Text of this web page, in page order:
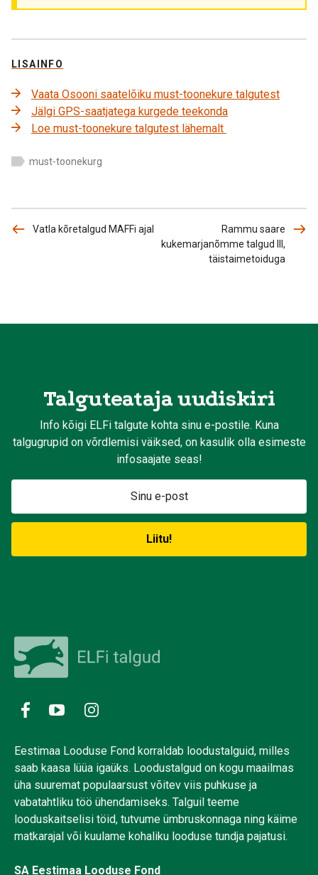
LISAINFO
Vaata Osooni saatelõiku must-toonekure talgutest
Jälgi GPS-saatjatega kurgede teekonda
Loe must-toonekure talgutest lähemalt
must-toonekurg
Vatla kõretalgud MAFFi ajal
Rammu saare
kukemarjanõmme talgud III,
täistaimetoiduga
Talguteataja uudiskiri
Info kõigi ELFi talgute kohta sinu e-postile. Kuna
talgugrupid on võrdlemisi väiksed, on kasulik olla esimeste
infosaajate seas!
Eestimaa Looduse Fond korraldab loodustalguid, milles
saab kaasa lüüa igaüks. Loodustalgud on kogu maailmas
üha suuremat populaarsust võitev viis puhkuse ja
vabatahtliku töö ühendamiseks. Talguil teeme
looduskaitselisi töid, tutvume ümbruskonnaga ning käime
matkarajal või kuulame kohaliku looduse tundja pajatusi.
SA Eestimaa Looduse Fond